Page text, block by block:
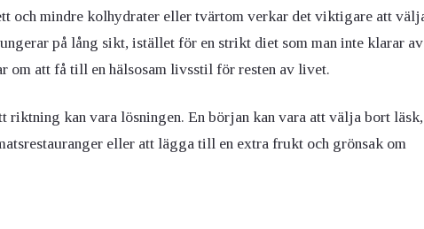
och mindre kolhydrater eller tvärtom verkar det viktigare att
på lång sikt, istället för en strikt diet som man inte klarar av
om att få till en hälsosam livsstil för resten av livet.
riktning kan vara lösningen. En början kan vara att välja bort läsk,
eller att lägga till en extra frukt och grönsak om